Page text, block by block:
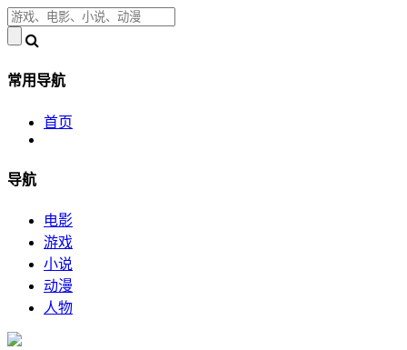
常用导航
首页
导航
电影
游戏
小说
动漫
人物